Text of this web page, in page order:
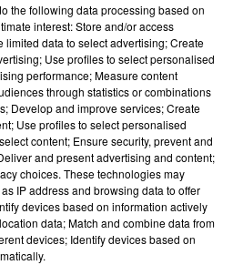
met fin à une ex-escorte
dans sa bataille...
tombent de la tour
: des désaccords
en Gironde : encore
the following data processing based on
interest: Store and/or access
limited data to select advertising; Create
Use profiles to select personalised
performance; Measure content
through statistics or combinations
Develop and improve services; Create
Use profiles to select personalised
content; Ensure security, prevent and
and present advertising and content;
choices. These technologies may
IP address and browsing data to offer
devices based on information actively
data; Match and combine data from
devices; Identify devices based on